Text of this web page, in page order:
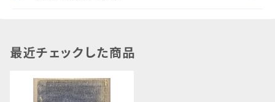
最近チェックした商品